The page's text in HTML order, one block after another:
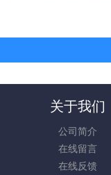
关于我们
公司简介
在线留言
在线反馈